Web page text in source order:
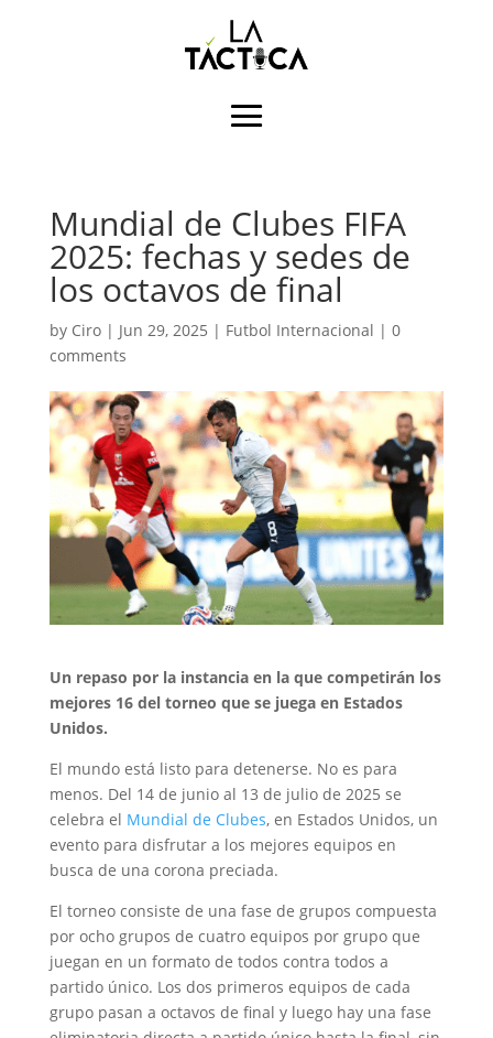
Mundial de Clubes FIFA
2025: fechas y sedes de
los octavos de final
by Ciro| Jun 29, 2025 | Futbol Internacional | 0
comments
Un repaso por la instancia en la que competirán los
mejores 16 del torneo que se juega en Estados
Unidos.
El mundo está listo para detenerse. No es para
menos. Del 14 de junio al 13 de julio de 2025 se
celebra el Mundial de Clubes, en Estados Unidos, un
evento para disfrutar a los mejores equipos en
busca de una corona preciada.
El torneo consiste de una fase de grupos compuesta
por ocho grupos de cuatro equipos por grupo que
juegan en un formato de todos contra todos a
partido único. Los dos primeros equipos de cada
grupo pasan a octavos de final y luego hay una fase